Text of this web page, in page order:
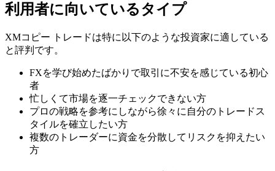
利用者に向いているタイプ
XMコピー トレードは特に以下のような投資家に適している
と評判です。
FXを学び始めたばかりで取引に不安を感じている初心
者
忙しくて市場を逐一チェックできない方
プロの戦略を参考にしながら徐々に自分のトレードス
タイルを確立したい方
複数のトレーダーに資金を分散してリスクを抑えたい
方